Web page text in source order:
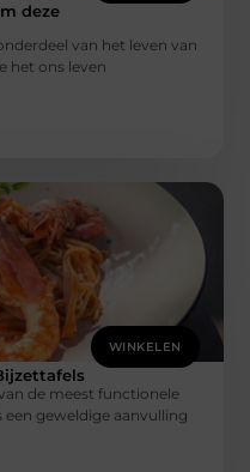
deze
van het leven van
het ons leven
WINKELEN
de meest functionele
een geweldige aanvulling